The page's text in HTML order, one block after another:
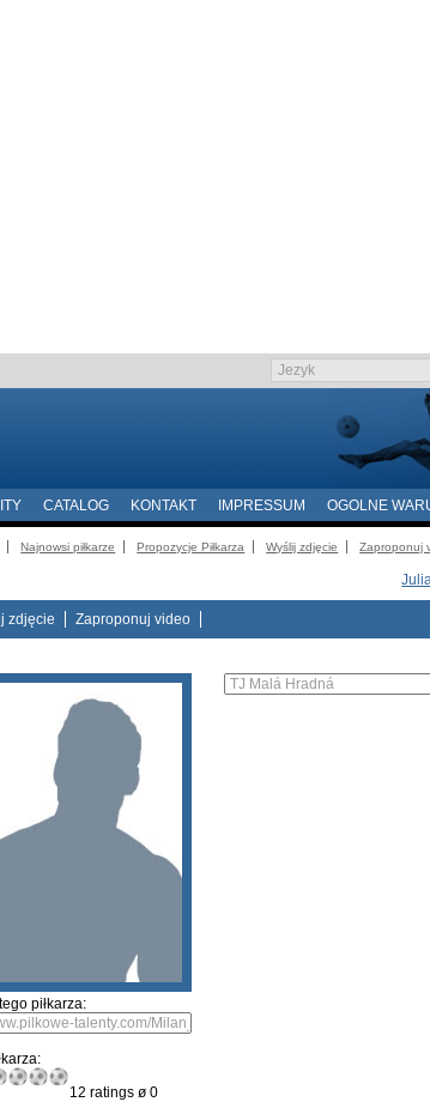
CATALOG KONTAKT IMPRESSUM OGOLNE
Najnowsi piłkarze Propozycje Piłkarza Wyślij zdjęcie
Zaproponuj
zdjęcie Zaproponuj video
piłkarza:
12 ratings ø 0